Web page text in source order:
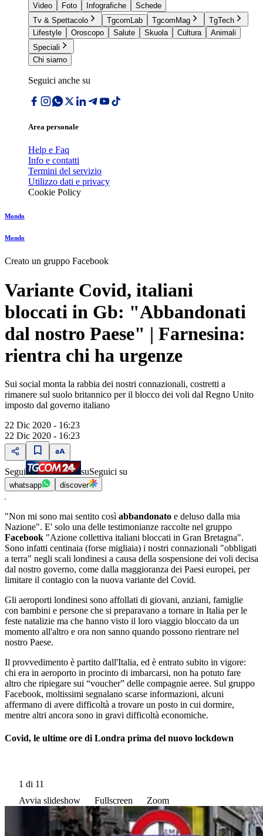
Video
Foto Infografiche
Schede
Tv & Spettacolo
TgcomLab TgcomMag
TgTech
Lifestyle
Oroscopo Salute Skuola Cultura
Animali
Speciali
Chi siamo
Seguici anche su
Area personale
Help e Faq
Info e contatti
Termini del servizio
Utilizzo dati e privacy
Cookie Policy
Mondo
Mondo
Creato un gruppo Facebook
Variante Covid, italiani
bloccati in Gb: "Abbandonati
dal nostro Paese" | Farnesina:
rientra chi ha urgenze
Sui social monta la rabbia dei nostri connazionali, costretti a
rimanere sul suolo britannico per il blocco dei voli dal Regno Unito
imposto dal governo italiano
22 Dic 2020 - 16:23
22 Dic 2020 - 16:23
Segui suSeguici su
whatsapp discover
"Non mi sono mai sentito così abbandonato e deluso dalla mia
Nazione". E' solo una delle testimonianze raccolte nel gruppo
Facebook "Azione collettiva italiani bloccati in Gran Bretagna".
Sono infatti centinaia (forse migliaia) i nostri connazionali "obbligati
a terra" negli scali londinesi a causa della sospensione dei voli decisa
dal nostro governo, come dalla maggioranza dei Paesi europei, per
limitare il contagio con la nuova variante del Covid.
Gli aeroporti londinesi sono affollati di giovani, anziani, famiglie
con bambini e persone che si preparavano a tornare in Italia per le
feste natalizie ma che hanno visto il loro viaggio bloccato da un
momento all'altro e ora non sanno quando possono rientrare nel
nostro Paese.
Il provvedimento è partito dall'Italia, ed è entrato subito in vigore:
chi era in aeroporto in procinto di imbarcarsi, non ha potuto fare
altro che ripiegare sui “voucher” delle compagnie aeree. Sul gruppo
Facebook, moltissimi segnalano scarse informazioni, alcuni
affermano di avere difficoltà a trovare un posto in cui dormire,
mentre altri ancora sono in gravi difficoltà economiche.
Covid, le ultime ore di Londra prima del nuovo lockdown
1 di 11
Avvia slideshow
Fullscreen Zoom